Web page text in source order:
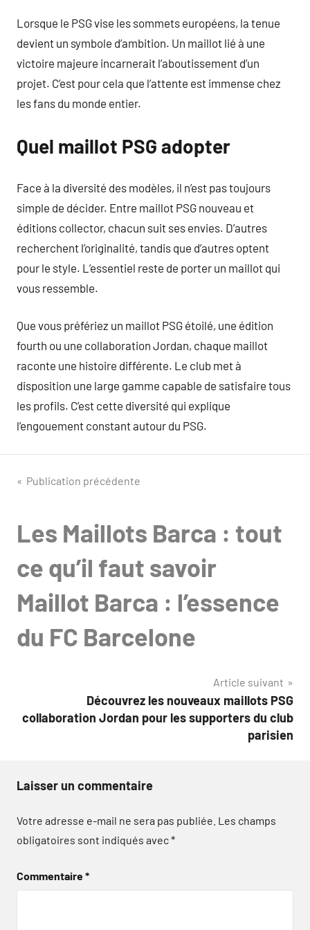
Lorsque le PSG vise les sommets européens, la tenue
devient un symbole d’ambition. Un maillot lié à une
victoire majeure incarnerait l’aboutissement d’un
projet. C’est pour cela que l’attente est immense chez
les fans du monde entier.
Quel maillot PSG adopter
Face à la diversité des modèles, il n’est pas toujours
simple de décider. Entre maillot PSG nouveau et
éditions collector, chacun suit ses envies. D’autres
recherchent l’originalité, tandis que d’autres optent
pour le style. L’essentiel reste de porter un maillot qui
vous ressemble.
Que vous préfériez un maillot PSG étoilé, une édition
fourth ou une collaboration Jordan, chaque maillot
raconte une histoire différente. Le club met à
disposition une large gamme capable de satisfaire tous
les profils. C’est cette diversité qui explique
l’engouement constant autour du PSG.
Navigation
l’article
Publication précédente
Les Maillots Barca : tout
ce qu’il faut savoir
Maillot Barca : l’essence
du FC Barcelone
Article suivant
Découvrez les nouveaux maillots PSG
collaboration Jordan pour les supporters du club
parisien
Laisser un commentaire
Votre adresse e-mail ne sera pas publiée. Les champs
obligatoires sont indiqués avec*
Commentaire*